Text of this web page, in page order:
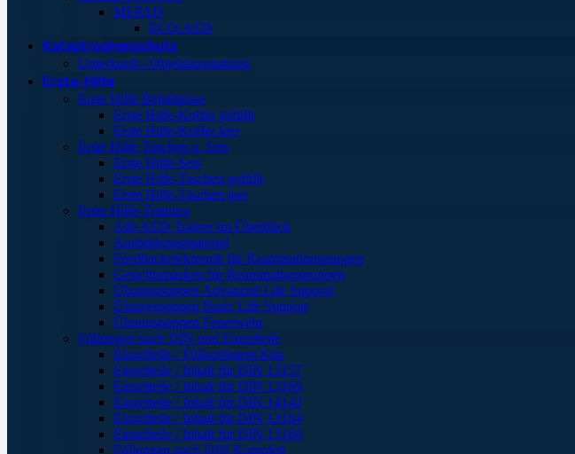
MEPAD
ECO-AED
Katastrophenschutz
Unterkunft / Objektausstattung
Erste-Hilfe
Erste Hilfe Behältnisse
Erste Hilfe-Koffer gefüllt
Erste Hilfe-Koffer leer
Erste Hilfe Taschen u. Sets
Erste Hilfe-Sets
Erste Hilfe-Taschen gefüllt
Erste Hilfe-Taschen leer
Erste Hilfe-Training
Alle AED Trainer im Überblick
Ausbildungsmaterial
Feedbackelektronik für Reanimationspuppen
Gesichtsmasken für Reanimationspuppen
Übungspuppen Advanced Life Support
Übungspuppen Basic Life Support
Übungspuppen Feuerwehr
Füllungen nach DIN und Einzelteile
Einzelteile / Füllsortiment Kita
Einzelteile / Inhalt für DIN 13157
Einzelteile / Inhalt für DIN 13169
Einzelteile / Inhalt für DIN 14142
Einzelteile / Inhalt für DIN 13164
Einzelteile / Inhalt für DIN 13160
Füllungen nach DIN Komplett